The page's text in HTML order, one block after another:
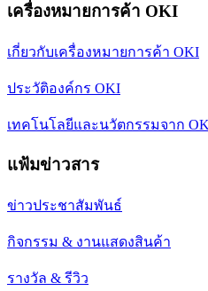
เครื่องหมายการค้า OKI
เกี่ยวกับเครื่องหมายการค้า OKI
ประวัติองค์กร OKI
เทคโนโลยีและนวัตกรรมจาก
แฟ้มข่าวสาร
ข่าวประชาสัมพันธ์
กิจกรรม & งานแสดงสินค้า
รางวัล & รีวิว